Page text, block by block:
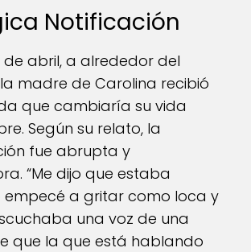
Notificación
de abril, a alrededor del
madre de Carolina recibió
que cambiaría su vida
Según su relato, la
fue abrupta y
“Me dijo que estaba
empecé a gritar como loca y
una voz de una
que la que está hablando